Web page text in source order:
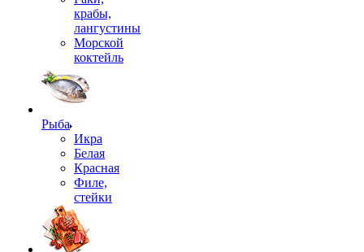
крабы,
лангустины
Морской
коктейль
Рыба
Икра
Белая
Красная
Филе,
стейки